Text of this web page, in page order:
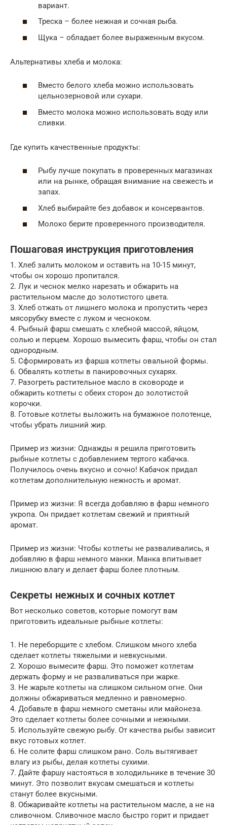
вариант.
Треска – более нежная и сочная рыба.
Щука – обладает более выраженным вкусом.
Альтернативы хлеба и молока:
Вместо белого хлеба можно использовать
цельнозерновой или сухари.
Вместо молока можно использовать воду или
сливки.
Где купить качественные продукты:
Рыбу лучше покупать в проверенных магазинах
или на рынке, обращая внимание на свежесть и
запах.
Хлеб выбирайте без добавок и консервантов.
Молоко берите проверенного производителя.
Пошаговая инструкция приготовления
1. Хлеб залить молоком и оставить на 10-15 минут,
чтобы он хорошо пропитался.
2. Лук и чеснок мелко нарезать и обжарить на
растительном масле до золотистого цвета.
3. Хлеб отжать от лишнего молока и пропустить через
мясорубку вместе с луком и чесноком.
4. Рыбный фарш смешать с хлебной массой, яйцом,
солью и перцем. Хорошо вымесить фарш, чтобы он стал
однородным.
5. Сформировать из фарша котлеты овальной формы.
6. Обвалять котлеты в панировочных сухарях.
7. Разогреть растительное масло в сковороде и
обжарить котлеты с обеих сторон до золотистой
корочки.
8. Готовые котлеты выложить на бумажное полотенце,
чтобы убрать лишний жир.
Пример из жизни: Однажды я решила приготовить
рыбные котлеты с добавлением тертого кабачка.
Получилось очень вкусно и сочно! Кабачок придал
котлетам дополнительную нежность и аромат.
Пример из жизни: Я всегда добавляю в фарш немного
укропа. Он придает котлетам свежий и приятный
аромат.
Пример из жизни: Чтобы котлеты не разваливались, я
добавляю в фарш немного манки. Манка впитывает
лишнюю влагу и делает фарш более плотным.
Секреты нежных и сочных котлет
Вот несколько советов, которые помогут вам
приготовить идеальные рыбные котлеты:
1. Не переборщите с хлебом. Слишком много хлеба
сделает котлеты тяжелыми и невкусными.
2. Хорошо вымесите фарш. Это поможет котлетам
держать форму и не разваливаться при жарке.
3. Не жарьте котлеты на слишком сильном огне. Они
должны обжариваться медленно и равномерно.
4. Добавьте в фарш немного сметаны или майонеза.
Это сделает котлеты более сочными и нежными.
5. Используйте свежую рыбу. От качества рыбы зависит
вкус готовых котлет.
6. Не солите фарш слишком рано. Соль вытягивает
влагу из рыбы, делая котлеты сухими.
7. Дайте фаршу настояться в холодильнике в течение 30
минут. Это позволит вкусам смешаться и котлеты
станут более вкусными.
8. Обжаривайте котлеты на растительном масле, а не на
сливочном. Сливочное масло быстро горит и придает